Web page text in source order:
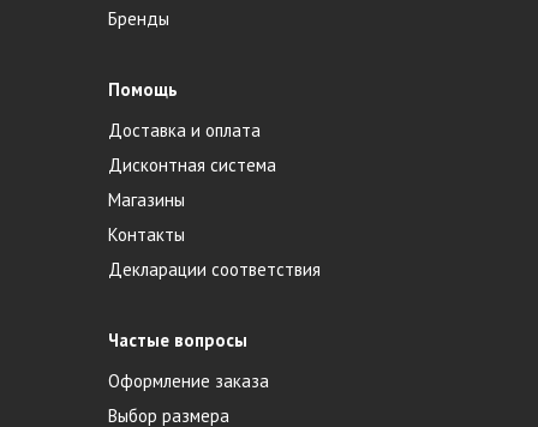
Бренды
Помощь
Доставка и оплата
Дисконтная система
Магазины
Контакты
Декларации соответствия
Частые вопросы
Оформление заказа
Выбор размера